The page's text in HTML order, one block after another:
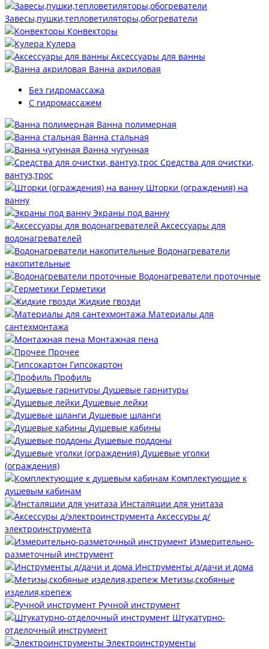
Завесы,пушки,тепловетиляторы,обогреватели
Конвекторы
Кулера
Аксессуары для ванны
Ванна акриловая
Без гидромассажа
С гидромассажем
Ванна полимерная
Ванна стальная
Ванна чугунная
Средства для очистки,
вантуз,трос
Шторки (ограждения) на
ванну
Экраны под ванну
Аксессуары для
водонагревателей
Водонагреватели
накопительные
Водонагреватели проточные
Герметики
Жидкие гвозди
Материалы для
сантехмонтажа
Монтажная пена
Прочее
Гипсокартон
Профиль
Душевые гарнитуры
Душевые лейки
Душевые шланги
Душевые кабины
Душевые поддоны
Душевые уголки
(ограждения)
Комплектующие к
душевым кабинам
Инсталяции для унитаза
Аксессуры д/
электроинструмента
Измерительно-
разметочный инструмент
Инструменты д/дачи и дома
Метизы,скобяные
изделия,крепеж
Ручной инструмент
Штукатурно-
отделочный инструмент
Электроинструменты